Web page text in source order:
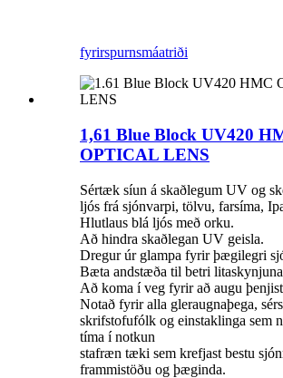
fyrirspurnsmáatriði
1,61 Blue Block UV420
OPTICAL LENS
Sértæk síun á skaðlegum UV og
ljós frá sjónvarpi, tölvu, farsíma,
Hlutlaus blá ljós með orku.
Að hindra skaðlegan UV geisla.
Dregur úr glampa fyrir þægilegri
Bæta andstæða til betri
Að koma í veg fyrir að augu
Notað fyrir alla gleraugnaþega,
skrifstofufólk og einstaklinga sem
tíma í notkun
stafræn tæki sem krefjast bestu
frammistöðu og þæginda.